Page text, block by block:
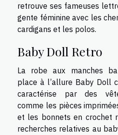
retrouve ses fameuses
gente féminine avec les
cardigans et les polos.
Baby Doll Retro
La robe aux manches
place à l’allure Baby Doll
caractérise par des
comme les pièces
et les bonnets en crochet
recherches relatives au